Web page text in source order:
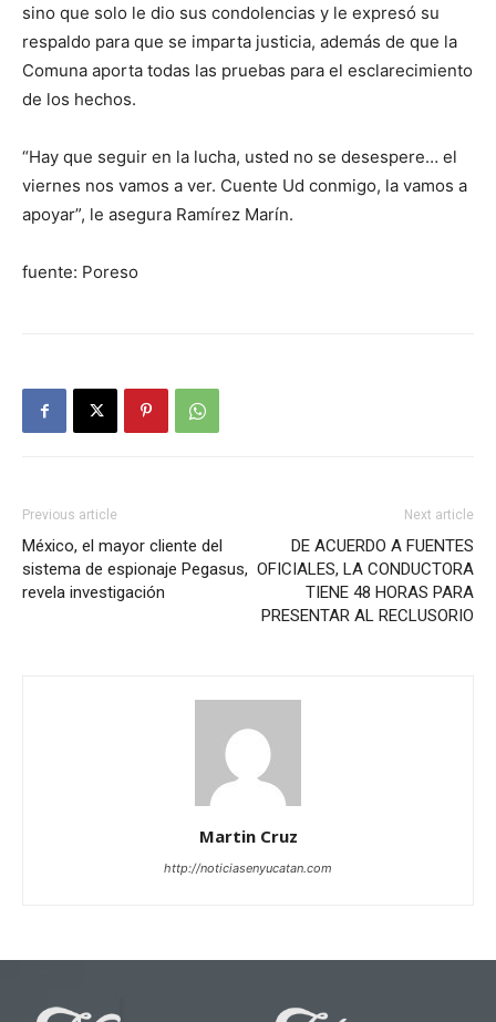
sino que solo le dio sus condolencias y le expresó su
respaldo para que se imparta justicia, además de que la
Comuna aporta todas las pruebas para el esclarecimiento
de los hechos.
“Hay que seguir en la lucha, usted no se desespere… el
viernes nos vamos a ver. Cuente Ud conmigo, la vamos a
apoyar”, le asegura Ramírez Marín.
fuente: Poreso
Previous article
México, el mayor cliente del
sistema de espionaje Pegasus,
revela investigación
Next article
DE ACUERDO A FUENTES
OFICIALES, LA CONDUCTORA
TIENE 48 HORAS PARA
PRESENTAR AL RECLUSORIO
Martin Cruz
http://noticiasenyucatan.com